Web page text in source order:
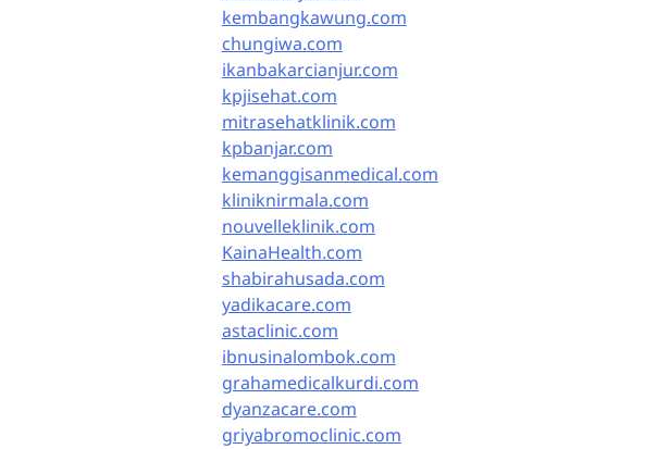
kembangkawung.com
chungiwa.com
ikanbakarcianjur.com
kpjisehat.com
mitrasehatklinik.com
kpbanjar.com
kemanggisanmedical.com
kliniknirmala.com
nouvelleklinik.com
KainaHealth.com
shabirahusada.com
yadikacare.com
astaclinic.com
ibnusinalombok.com
grahamedicalkurdi.com
dyanzacare.com
griyabromoclinic.com